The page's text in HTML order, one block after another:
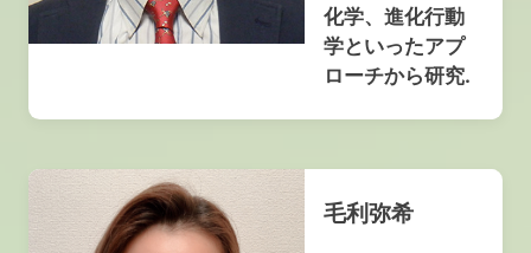
化学、進化行動
学といったアプ
ローチから研究.
毛利弥希